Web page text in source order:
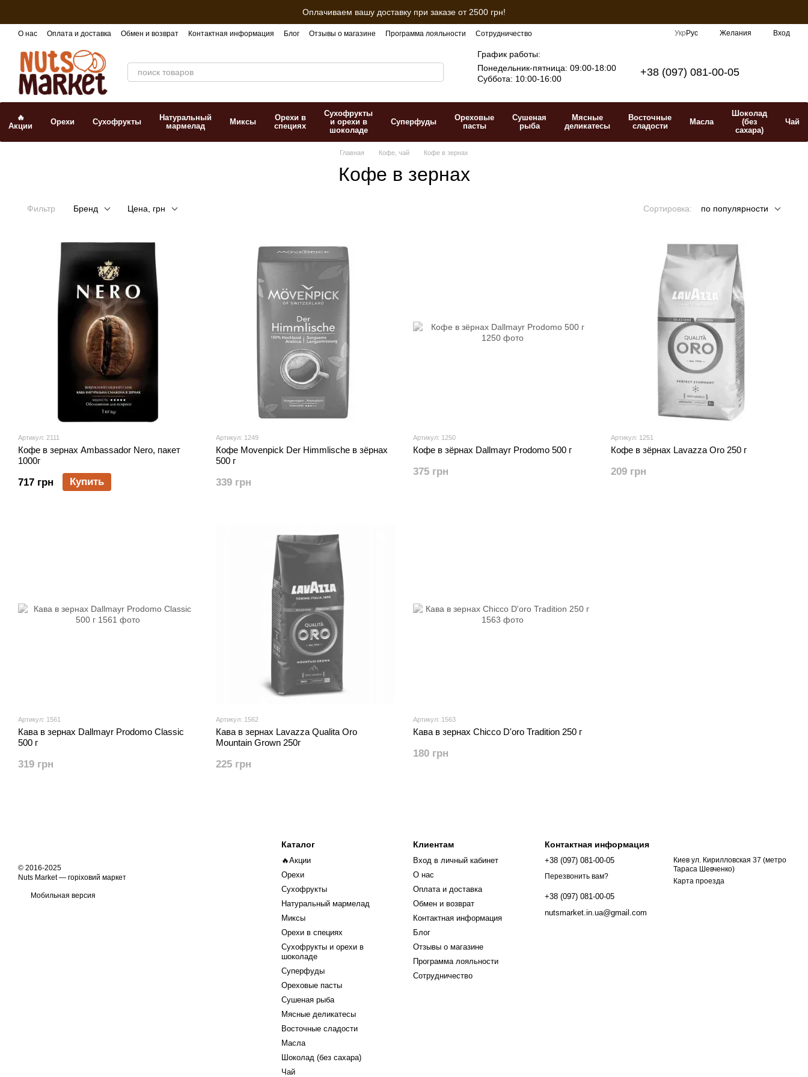
Оплачиваем вашу доставку при заказе от 2500 грн!
О нас Оплата и доставка Обмен и возврат Контактная информация Блог Отзывы о магазине Программа лояльности Сотрудничество Укр Рус Желания Вход
График работы:
Понедельник-пятница: 09:00-18:00
Суббота: 10:00-16:00
+38 (097) 081-00-05
🔥
Акции
Орехи Сухофрукты
Натуральный
мармелад
Миксы
Орехи в
специях
Сухофрукты
и орехи в
шоколаде
Суперфуды
Ореховые
пасты
Сушеная
рыба
Мясные
деликатесы
Восточные
сладости
Масла
Шоколад
(без
сахара)
Чай
Главная Кофе, чай Кофе в зернах
Кофе в зернах
Фильтр Бренд Цена, грн Сортировка: по популярности
Артикул: 2111
Кофе в зернах Ambassador Nero, пакет
1000г
717 грн Купить
Артикул: 1249
Кофе Movenpick Der Himmlische в зёрнах
500 г
339 грн
Артикул: 1250
Кофе в зёрнах Dallmayr Prodomo 500 г
375 грн
Артикул: 1251
Кофе в зёрнах Lavazza Oro 250 г
209 грн
Артикул: 1561
Кава в зернах Dallmayr Prodomo Classic
500 г
319 грн
Артикул: 1562
Кава в зернах Lavazza Qualita Oro
Mountain Grown 250г
225 грн
Артикул: 1563
Кава в зернах Chicco D'oro Tradition 250 г
180 грн
© 2016-2025
Nuts Market — горіховий маркет
Мобильная версия
Каталог
🔥Акции
Орехи
Сухофрукты
Натуральный мармелад
Миксы
Орехи в специях
Сухофрукты и орехи в
шоколаде
Суперфуды
Ореховые пасты
Сушеная рыба
Мясные деликатесы
Восточные сладости
Масла
Шоколад (без сахара)
Чай
Клиентам
Вход в личный кабинет
О нас
Оплата и доставка
Обмен и возврат
Контактная информация
Блог
Отзывы о магазине
Программа лояльности
Сотрудничество
Контактная информация
+38 (097) 081-00-05
Перезвонить вам?
+38 (097) 081-00-05
nutsmarket.in.ua@gmail.com
Киев ул. Кирилловская 37 (метро
Тараса Шевченко)
Карта проезда